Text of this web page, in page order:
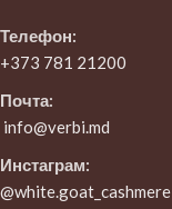
Телефон:
+373 781 21200
Почта:
info@verbi.md
Инстаграм:
@white.goat_cashmere